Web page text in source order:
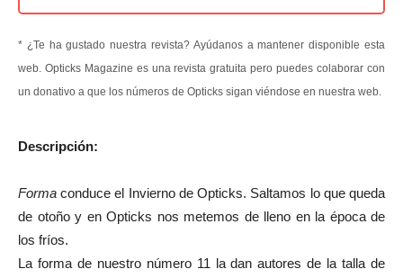
* ¿Te ha gustado nuestra revista? Ayúdanos a mantener disponible esta
web. Opticks Magazine es una revista gratuita pero puedes colaborar con
un donativo a que los números de Opticks sigan viéndose en nuestra web.
Descripción:
Forma conduce el Invierno de Opticks. Saltamos lo que queda
de otoño y en Opticks nos metemos de lleno en la época de
los fríos.
La forma de nuestro número 11 la dan autores de la talla de